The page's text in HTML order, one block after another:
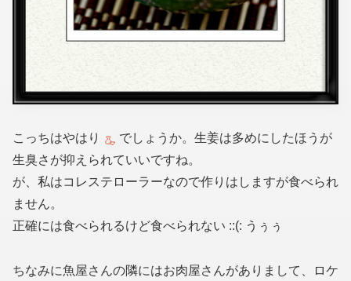
こっちはやはり
でしょうか。生姜は多めにしたほうが
生臭さが抑えられていいですね。
が、私はコレステローラーなので作りはしますが食べられ
ません。
正確には食べられるけど食べられない ::(: うぅぅ
ちなみに魚屋さんの隣にはお肉屋さんがありまして、ロケ